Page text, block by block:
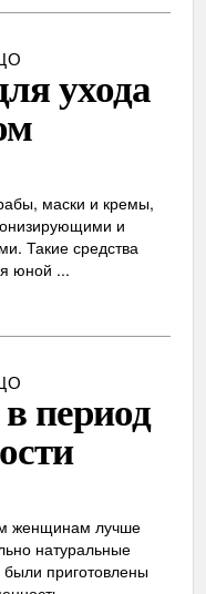
ухода
маски и кремы,
и
Такие средства
юной ...
период
женщинам лучше
натуральные
приготовлены